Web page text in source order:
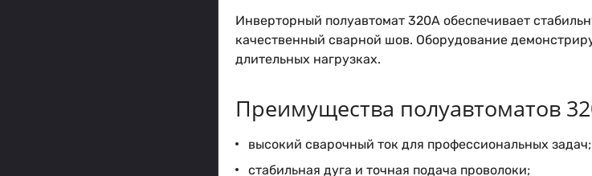
Инверторный полуавтомат 320А обеспечивает
качественный сварной шов. Оборудование
длительных нагрузках.
Преимущества полуавтоматов
высокий сварочный ток для профессиональных задач;
стабильная дуга и точная подача проволоки;